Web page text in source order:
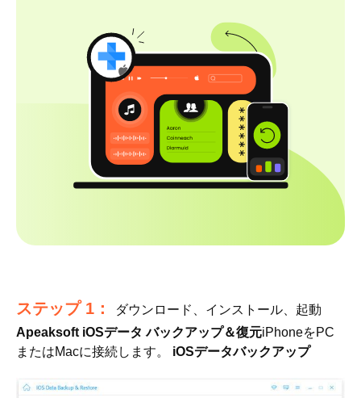
ステップ 1：
ダウンロード、インストール、起動
Apeaksoft iOSデータ バックアップ＆復元iPhoneをPC
またはMacに接続します。 iOSデータバックアップ